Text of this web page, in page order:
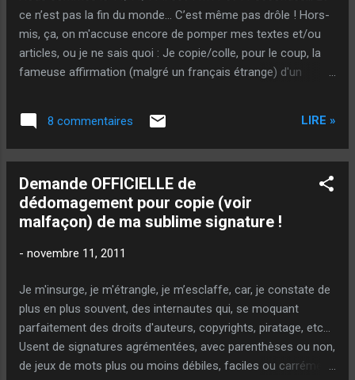
définir, comprendre et provoquer, c'est,
somme toute, rassurant ! Par contre, le livre
ne vous donnera pas les clefs pour accéder
à ce fameux état d'euphorie durant lequel
vous faites ce que vous voulez... Car les
passe au mental, au travail et à la confiance,
ce n’est pas la fin du monde… C’est même pas drôle ! Hors-
mis, ça, on m'accuse encore de pomper mes textes et/ou
articles, ou je ne sais quoi : Je copie/colle, pour le coup, la
fameuse affirmation (malgré un français étrange) d'un
de bon sens,de la qualité,du travail et sur un des meilleurs
que je vous cite Bouletbut ,dans un commentaire, il y avait un
publier des preuves ) un ramassi de copier coller! Je dois
m'absenter une semaine environ mais dès mon retour je
vous reparle de cette découverte." Décidément c'est une
le fameux Corso, n'a toujours pas apporté les preuves de ce
8 commentaires LIRE »
Demande OFFICIELLE de
dédomagement pour copie (voir
malfaçon) de ma sublime signature !
- novembre 11, 2011
Je m'insurge, je m'étrangle, je m’esclaffe, car, je constate de
plus en plus souvent, des internautes qui, se moquant
parfaitement des droits d'auteurs, copyrights, piratage, etc...
Usent de signatures agrémentées, avec parenthèses ou non,
de jeux de mots plus ou moins débiles, faciles ou carrément